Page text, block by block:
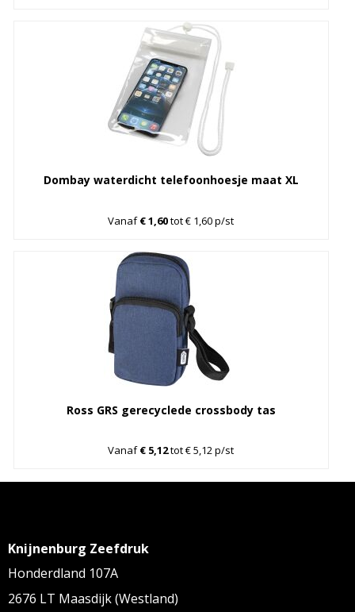
Dombay waterdicht telefoonhoesje maat XL
Vanaf€ 1,60tot € 1,60 p/st
Ross GRS gerecyclede crossbody tas
Vanaf€ 5,12tot € 5,12 p/st
Knijnenburg Zeefdruk
Honderdland 107A
2676 LT Maasdijk (Westland)